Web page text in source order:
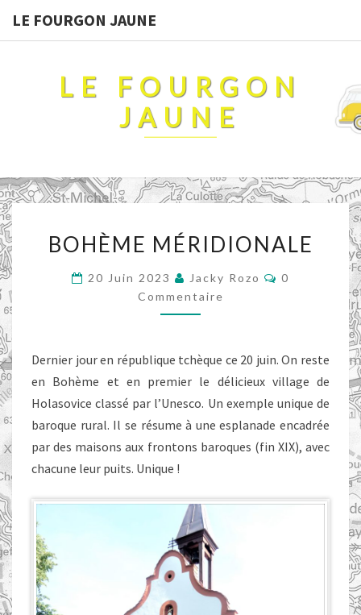
LE FOURGON JAUNE
LE FOURGON
JAUNE
MÉRIDIONALE
BOHÈME MÉRIDIONALE
20 Juin 2023 Jacky Rozo
0
Commentaire
Dernier jour en république tchèque ce 20 juin. On reste
en Bohème et en premier le délicieux village de
Holasovice classé par l’Unesco. Un exemple unique de
baroque rural. Il se résume à une esplanade encadrée
par des maisons aux frontons baroques (fin XIX), avec
chacune leur puits. Unique !